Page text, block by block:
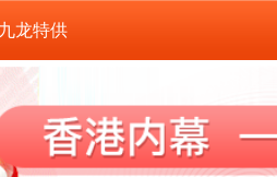
九龙特供